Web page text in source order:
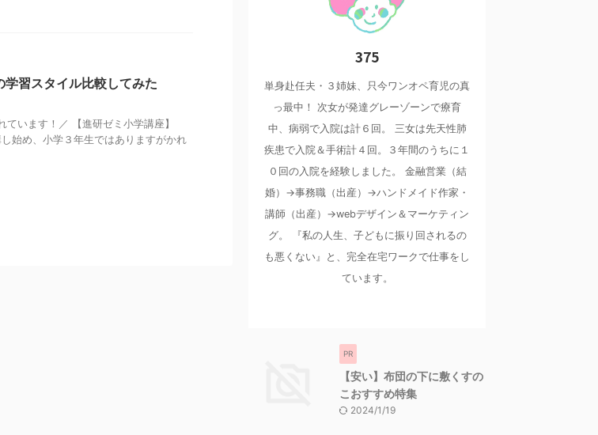
習スタイル比較してみた
ています！／ 【進研ゼミ小学講座】
始め、小学３年生ではありますがかれ
375
単身赴任夫・３姉妹、只今ワンオペ育児の真
っ最中！ 次女が発達グレーゾーンで療育
中、病弱で入院は計６回。 三女は先天性肺
疾患で入院＆手術計４回。３年間のうちに１
０回の入院を経験しました。 金融営業（結
婚）→事務職（出産）→ハンドメイド作家・
講師（出産）→webデザイン＆マーケティン
グ。 『私の人生、子どもに振り回されるの
も悪くない』と、完全在宅ワークで仕事をし
ています。
PR
【安い】布団の下に敷くすの
こおすすめ特集
2024/1/19